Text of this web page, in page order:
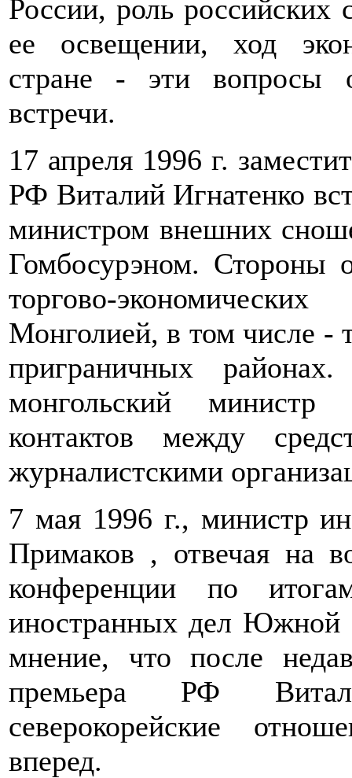
России, роль российских
ее освещении, ход
стране - эти вопросы
встречи.
17 апреля 1996 г.
РФ Виталий Игнатенко
министром внешних
Гомбосурэном. Стороны
торгово-
Монголией, в том числе -
приграничных
монгольский министр
контактов между
журналистскими
7 мая 1996 г., министр
Примаков , отвечая на
конференции по
иностранных дел Южной
мнение, что после
премьера РФ
северокорейские
вперед.